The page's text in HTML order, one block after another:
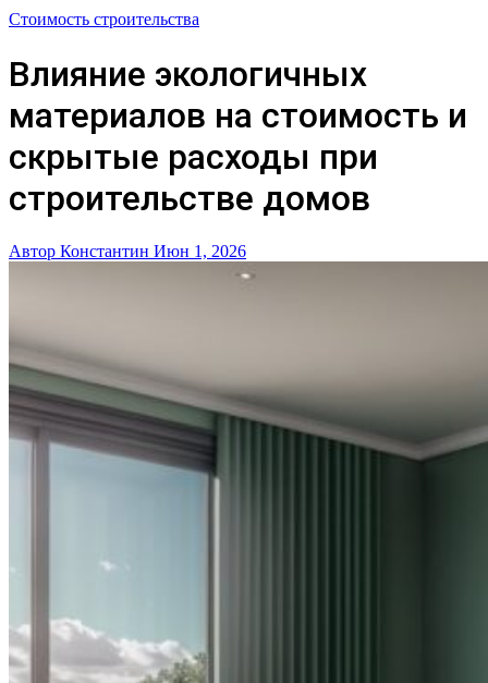
Стоимость строительства
Влияние экологичных
материалов на стоимость и
скрытые расходы при
строительстве домов
Автор Константин Июн 1, 2026